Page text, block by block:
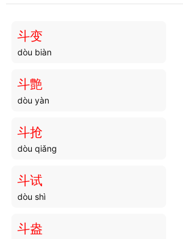
斗变
dòu biàn
斗艶
dòu yàn
斗抢
dòu qiǎng
斗试
dòu shì
斗盎